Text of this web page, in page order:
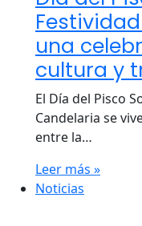
una
cultura y
El Día del Pisco
Candelaria se
entre la…
Leer más »
Noticias